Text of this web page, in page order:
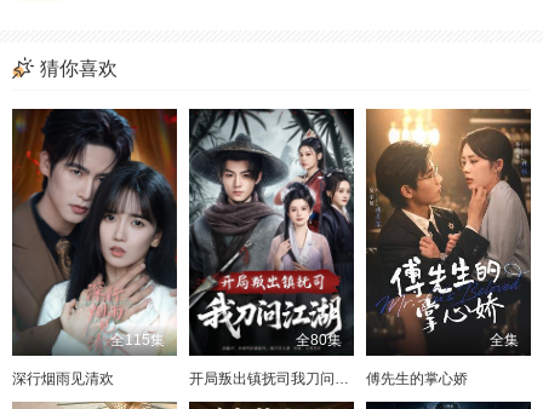
猜你喜欢
全115集
深行烟雨见清欢
全80集 全集
傅先生的掌心娇